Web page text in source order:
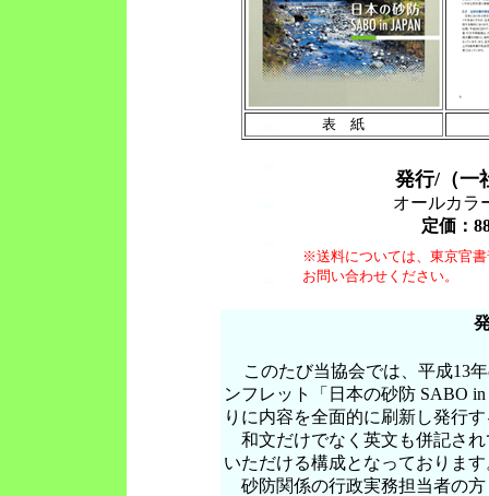
表 紙
発行/（一
オールカラ
定価：
※送料については、東京官
お問い合わせください。
このたび当協会では、平成13
ンフレット「日本の砂防 SABO
りに内容を全面的に刷新し発行
和文だけでなく英文も併記さ
いただける構成となっております
砂防関係の行政実務担当者の